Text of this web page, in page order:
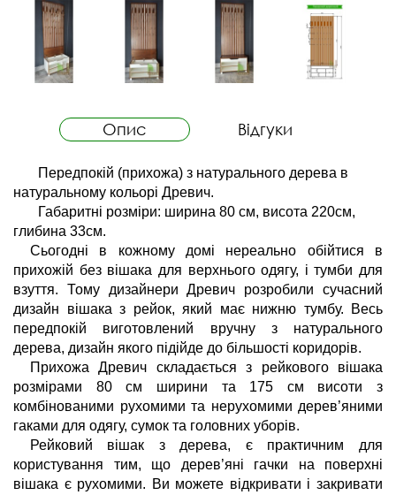
Опис Відгуки
Передпокій (прихожа) з натурального дерева в
натуральному кольорі Древич.
Габаритні розміри: ширина 80 см, висота 220см,
глибина 33см.
Сьогодні в кожному домі нереально обійтися в
прихожій без вішака для верхнього одягу, і тумби для
взуття. Тому дизайнери Древич розробили сучасний
дизайн вішака з рейок, який має нижню тумбу. Весь
передпокій виготовлений вручну з натурального
дерева, дизайн якого підійде до більшості коридорів.
Прихожа Древич складається з рейкового вішака
розмірами 80 см ширини та 175 см висоти з
комбінованими рухомими та нерухомими дерев’яними
гаками для одягу, сумок та головних уборів.
Рейковий вішак з дерева, є практичним для
користування тим, що дерев’яні гачки на поверхні
вішака є рухомими. Ви можете відкривати і закривати